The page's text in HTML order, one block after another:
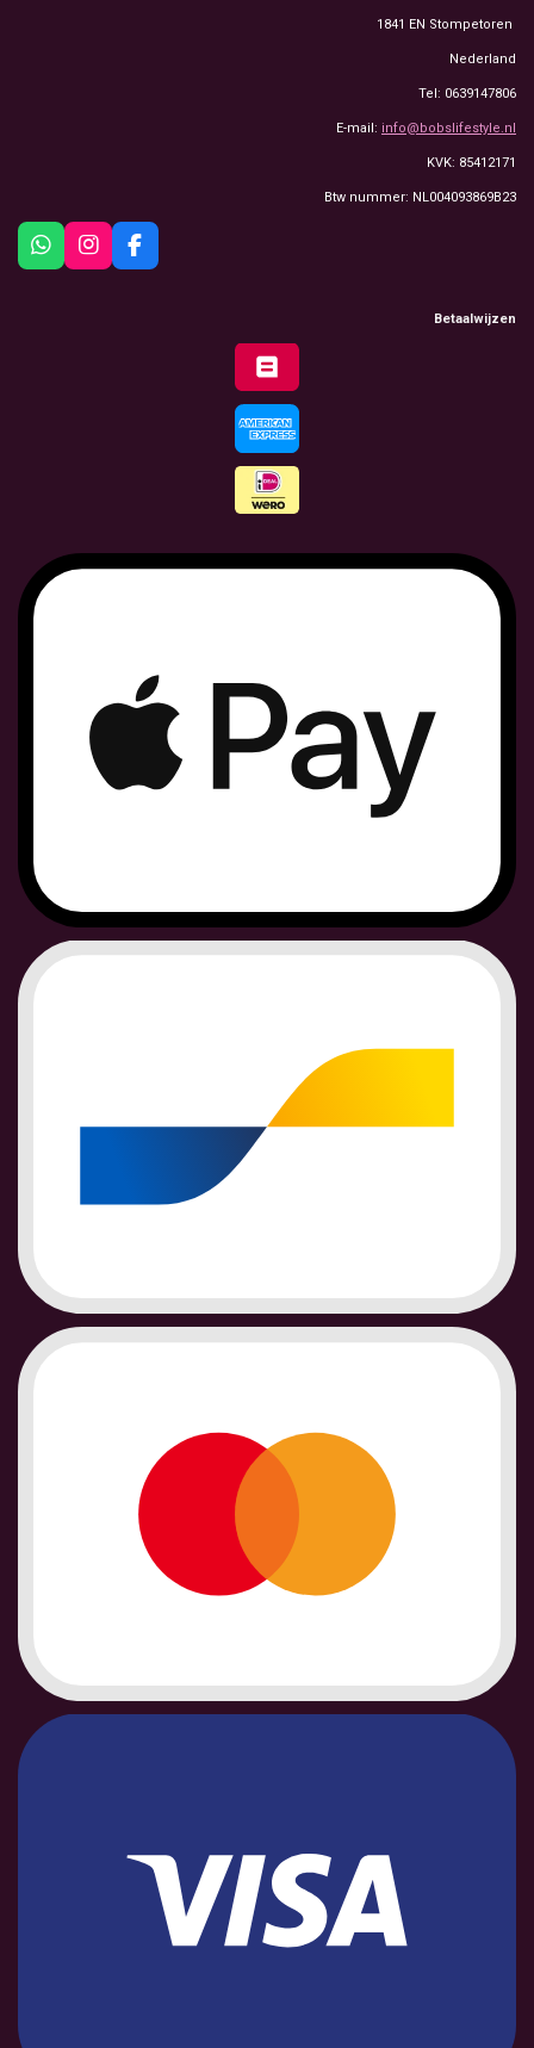
1841 EN Stompetoren
Nederland
Tel: 0639147806
E-mail: info@bobslifestyle.nl
KVK: 85412171
Btw nummer: NL004093869B23
W
h
I
n
F
a
Betaalwijzen